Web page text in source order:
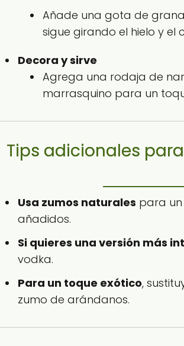
Añade una gota de
sigue girando el hielo y el
Decora y sirve
Agrega una rodaja de
marrasquino para un
Tips adicionales
Usa zumos naturales para
añadidos.
Si quieres una versión más
vodka.
Para un toque exótico,
zumo de arándanos.